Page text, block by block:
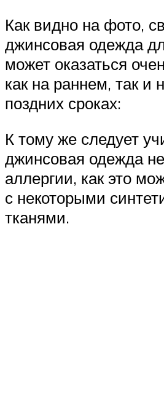
Как видно на фото,
джинсовая одежда
может оказаться
как на раннем, так и
поздних сроках:
К тому же следует
джинсовая одежда
аллергии, как это
с некоторыми
тканями.